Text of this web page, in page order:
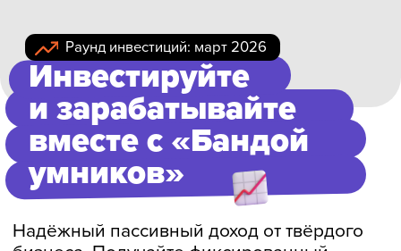
и зарабатывайте
вместе с «Бандой
умников»
Надёжный пассивный доход от твёрдого
бизнеса. Получайте фиксированный
процент выше банковского вклада,
инвестируя в производство
востребованных развивающих игр
и крупные корпоративные контракты.
Написать на почту